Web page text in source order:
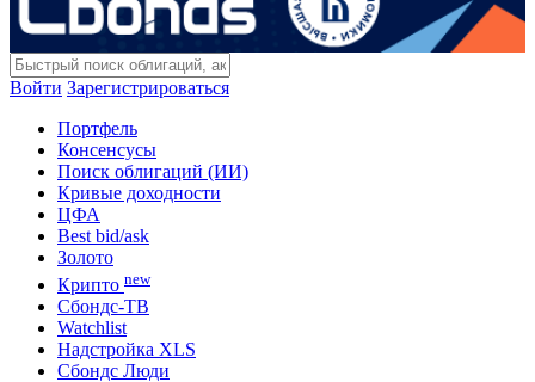
Войти Зарегистрироваться
Портфель
Консенсусы
Поиск облигаций (ИИ)
Кривые доходности
ЦФА
Best bid/ask
Золото
Крипто new
Сбондс-ТВ
Watchlist
Надстройка XLS
Сбондс Люди